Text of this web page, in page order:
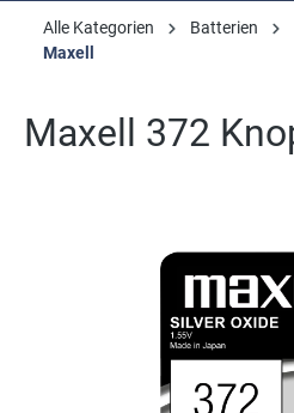
Alle Kategorien Batterien
Maxell
Maxell 372